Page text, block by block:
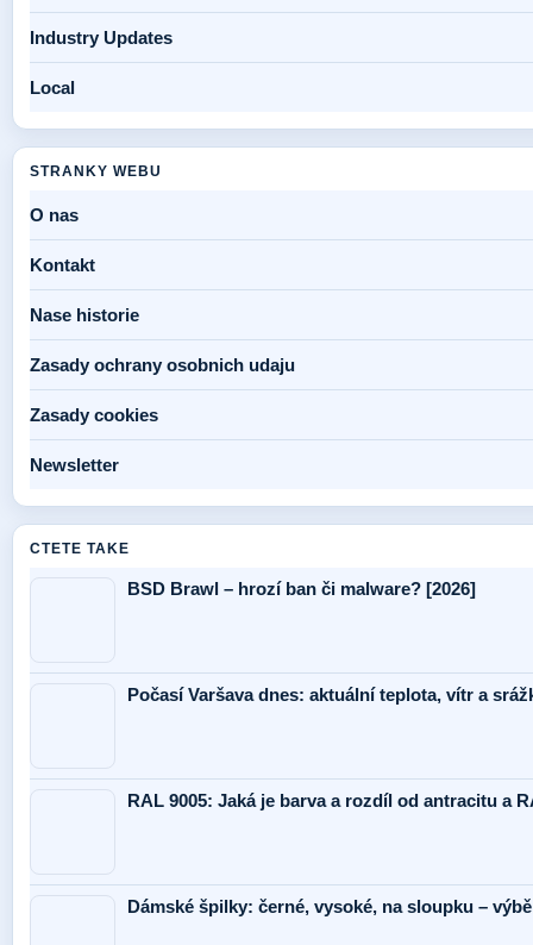
Industry Updates
Local
STRANKY WEBU
O nas
Kontakt
Nase historie
Zasady ochrany osobnich udaju
Zasady cookies
Newsletter
CTETE TAKE
BSD Brawl – hrozí ban či malware? [2026]
Počasí Varšava dnes: aktuální teplota, vítr a
RAL 9005: Jaká je barva a rozdíl od antracitu a
Dámské špilky: černé, vysoké, na sloupku –